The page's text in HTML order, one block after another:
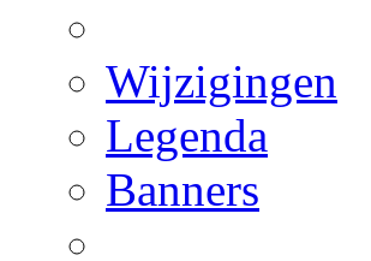
Wijzigingen
Legenda
Banners